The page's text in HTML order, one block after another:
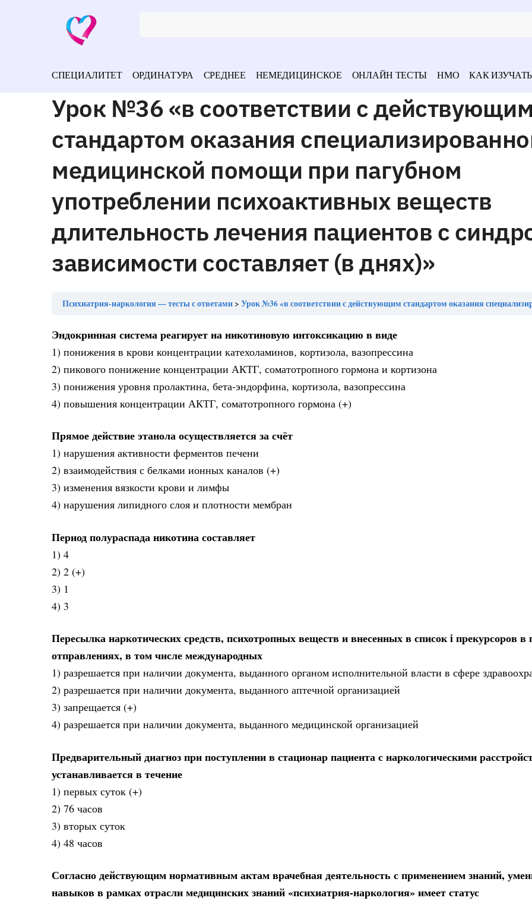
СПЕЦИАЛИТЕТ ОРДИНАТУРА СРЕДНЕЕ НЕМЕДИЦИНСКОЕ ОНЛАЙН ТЕСТЫ НМО КАК ИЗУЧАТЬ
Урок №36 «в соответствии с действующим
стандартом оказания
медицинской помощи при пагубном
употреблении психоактивных веществ
длительность лечения пациентов с
зависимости составляет (в днях)»
Психиатрия-наркология — тесты с ответами Урок №36 «в соответствии с действующим стандартом оказания специализированной медицинской помощи при пагубном употреблении психоактивных веществ длительность лечения пациентов с синдромом
Эндокринная система реагирует на никотиновую интоксикацию в виде
1) понижения в крови концентрации катехоламинов, кортизола, вазопрессина
2) пикового понижение концентрации АКТГ, соматотропного гормона и кортизона
3) понижения уровня пролактина, бета-эндорфина, кортизола, вазопрессина
4) повышения концентрации АКТГ, соматотропного гормона (+)
Прямое действие этанола осуществляется за счёт
1) нарушения активности ферментов печени
2) взаимодействия с белками ионных каналов (+)
3) изменения вязкости крови и лимфы
4) нарушения липидного слоя и плотности мембран
Период полураспада никотина составляет
1) 4
2) 2 (+)
3) 1
4) 3
Пересылка наркотических средств, психотропных веществ и внесенных в список i прекурсоров в
отправлениях, в том числе международных
1) разрешается при наличии документа, выданного органом исполнительной власти в сфере
2) разрешается при наличии документа, выданного аптечной организацией
3) запрещается (+)
4) разрешается при наличии документа, выданного медицинской организацией
Предварительный диагноз при поступлении в стационар пациента с наркологическими
устанавливается в течение
1) первых суток (+)
2) 76 часов
3) вторых суток
4) 48 часов
Согласно действующим нормативным актам врачебная деятельность с применением знаний,
навыков в рамках отрасли медицинских знаний «психиатрия-наркология» имеет статус